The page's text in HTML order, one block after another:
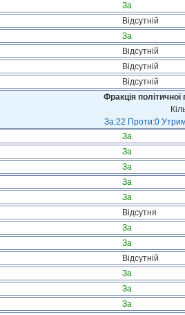
За
Відсутній
За
Відсутній
Відсутній
Відсутній
Фракція
За:22 Проти:0
За
За
За
За
За
Відсутня
За
За
Відсутній
За
За
За